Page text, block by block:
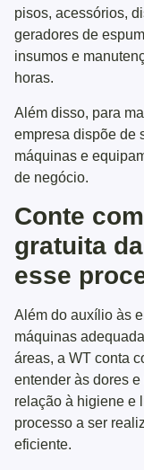
pisos, acessórios,
geradores de
insumos e
horas.
Além disso, para
empresa dispõe de
máquinas e
de negócio.
Conte
gratuita
esse
Além do auxílio às
máquinas
áreas, a WT conta
entender às dores
relação à higiene e
processo a ser
eficiente.